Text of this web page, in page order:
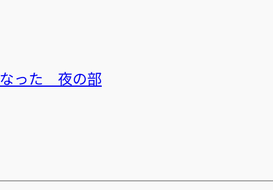
った 夜の部